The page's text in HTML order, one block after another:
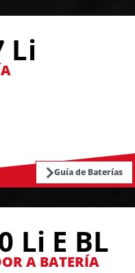
Li
Guía de Baterías
Li E BL
A BATERÍA